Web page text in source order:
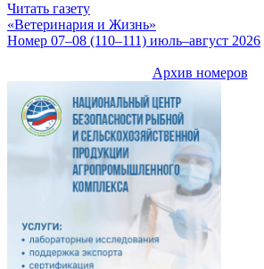
Читать газету
«Ветеринария и Жизнь»
Номер 07–08 (110–111) июль–август 2026
Архив номеров